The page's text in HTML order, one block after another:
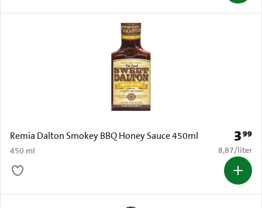
Remia Dalton Smokey BBQ Honey Sauce 450ml
450 ml
Prijs:
399
€ 8,87 per
8,87/liter